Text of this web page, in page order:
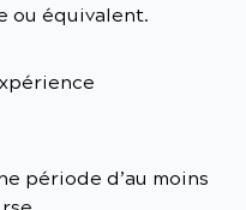
ou équivalent.
période d’au moins